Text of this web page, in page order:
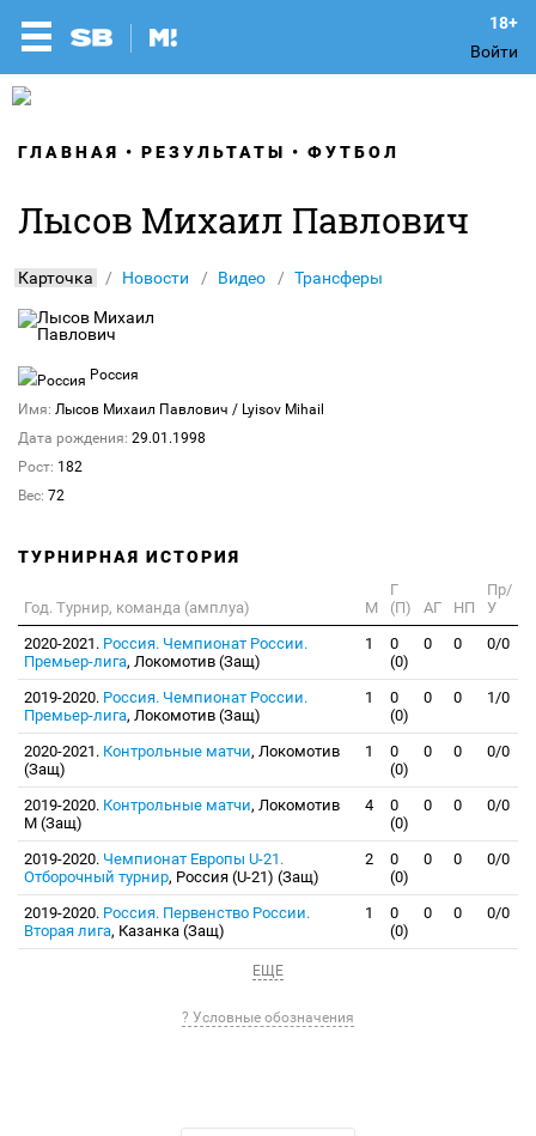
Войти
ГЛАВНАЯ РЕЗУЛЬТАТЫ ФУТБОЛ
Лысов Михаил Павлович
Карточка Новости Видео Трансферы
Россия
Имя: Лысов Михаил Павлович / Lyisov Mihail
Дата рождения: 29.01.1998
Рост: 182
Вес: 72
ТУРНИРНАЯ ИСТОРИЯ
Год. Турнир, команда (амплуа) М
Г
(П)
АГ НП
Пр/
У
2020-2021. Россия. Чемпионат России.
Премьер-лига, Локомотив (Защ)
1
0
(0)
0 0 0/0
2019-2020. Россия. Чемпионат России.
Премьер-лига, Локомотив (Защ)
1
0
(0)
0 0 1/0
2020-2021. Контрольные матчи, Локомотив
(Защ)
1
0
(0)
0 0 0/0
2019-2020. Контрольные матчи, Локомотив
М (Защ)
4
0
(0)
0 0 0/0
2019-2020. Чемпионат Европы U-21.
Отборочный турнир, Россия (U-21) (Защ)
2
0
(0)
0 0 0/0
2019-2020. Россия. Первенство России.
Вторая лига, Казанка (Защ)
1
0
(0)
0 0 0/0
ЕЩЕ
? Условные обозначения